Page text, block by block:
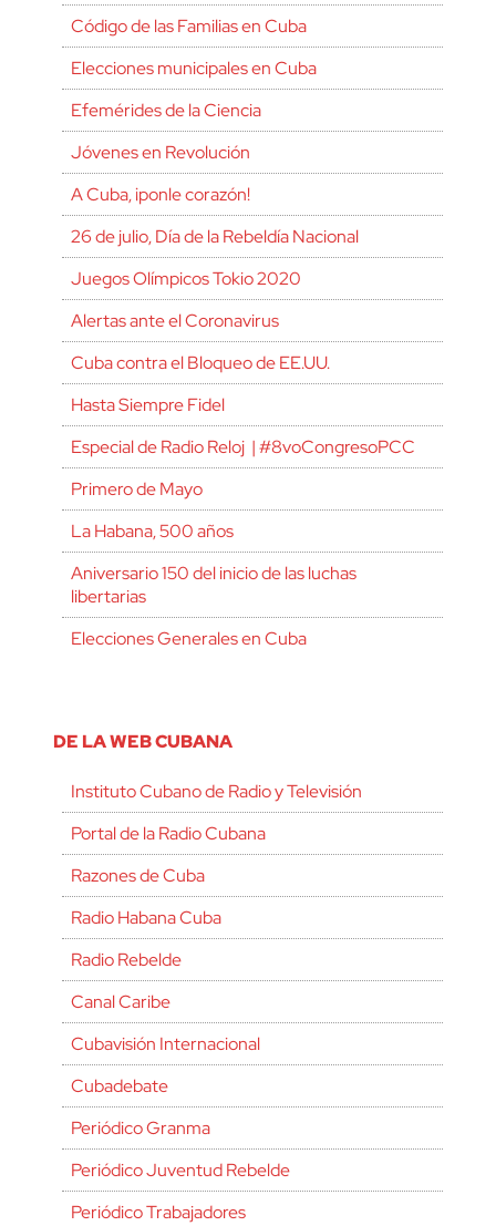
Código de las Familias en Cuba
Elecciones municipales en Cuba
Efemérides de la Ciencia
Jóvenes en Revolución
A Cuba, ¡ponle corazón!
26 de julio, Día de la Rebeldía Nacional
Juegos Olímpicos Tokio 2020
Alertas ante el Coronavirus
Cuba contra el Bloqueo de EE.UU.
Hasta Siempre Fidel
Especial de Radio Reloj | #8voCongresoPCC
Primero de Mayo
La Habana, 500 años
Aniversario 150 del inicio de las luchas
libertarias
Elecciones Generales en Cuba
DE LA WEB CUBANA
Instituto Cubano de Radio y Televisión
Portal de la Radio Cubana
Razones de Cuba
Radio Habana Cuba
Radio Rebelde
Canal Caribe
Cubavisión Internacional
Cubadebate
Periódico Granma
Periódico Juventud Rebelde
Periódico Trabajadores